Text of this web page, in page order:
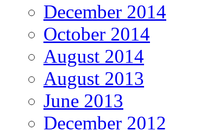
December 2014
October 2014
August 2014
August 2013
June 2013
December 2012